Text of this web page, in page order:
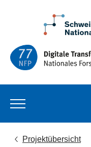
Projektübersicht